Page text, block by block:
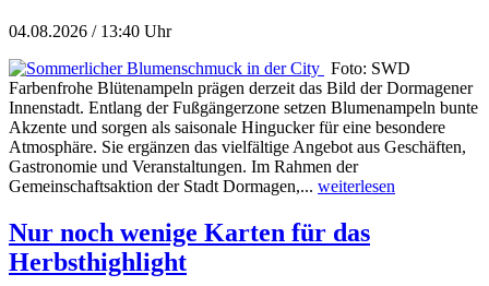
04.08.2026 / 13:40 Uhr
Foto: SWD
Farbenfrohe Blütenampeln prägen derzeit das Bild der Dormagener
Innenstadt. Entlang der Fußgängerzone setzen Blumenampeln bunte
Akzente und sorgen als saisonale Hingucker für eine besondere
Atmosphäre. Sie ergänzen das vielfältige Angebot aus Geschäften,
Gastronomie und Veranstaltungen. Im Rahmen der
Gemeinschaftsaktion der Stadt Dormagen,... weiterlesen
Nur noch wenige Karten für das
Herbsthighlight